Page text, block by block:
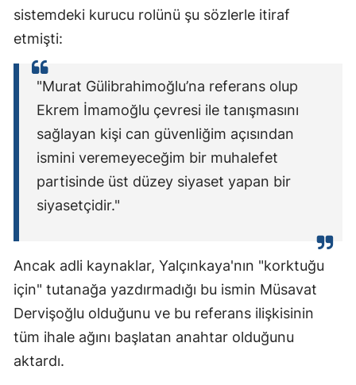
sistemdeki kurucu rolünü şu sözlerle itiraf
etmişti:
"Murat Gülibrahimoğlu’na referans olup
Ekrem İmamoğlu çevresi ile tanışmasını
sağlayan kişi can güvenliğim açısından
ismini veremeyeceğim bir muhalefet
partisinde üst düzey siyaset yapan bir
siyasetçidir."
Ancak adli kaynaklar, Yalçınkaya'nın "korktuğu
için" tutanağa yazdırmadığı bu ismin Müsavat
Dervişoğlu olduğunu ve bu referans ilişkisinin
tüm ihale ağını başlatan anahtar olduğunu
aktardı.